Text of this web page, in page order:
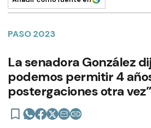
PASO 2023
La senadora González
podemos permitir 4
postergaciones otra vez”